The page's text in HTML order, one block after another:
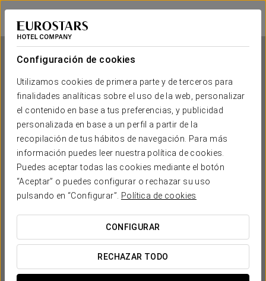
Configuración de cookies
Utilizamos cookies de primera parte y de terceros para
finalidades analíticas sobre el uso de la web, personalizar
el contenido en base a tus preferencias, y publicidad
personalizada en base a un perfil a partir de la
recopilación de tus hábitos de navegación. Para más
información puedes leer nuestra política de cookies.
Puedes aceptar todas las cookies mediante el botón
“Aceptar” o puedes configurar o rechazar su uso
pulsando en “Configurar”.
Política de cookies
CONFIGURAR
RECHAZAR TODO
Eurostars Palacio de Cristal
OVIEDO
Eurostars Palacio de Cristal
OVIEDO
¿CUÁNDO QUIERES IR?